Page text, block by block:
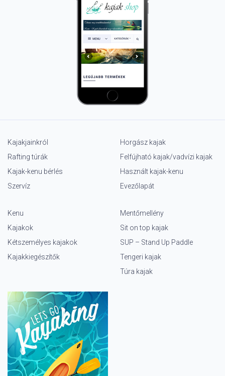
Kajakjainkról
Rafting túrák
Kajak-kenu bérlés
Szervíz
Horgász kajak
Felfújható kajak/vadvízi kajak
Használt kajak-kenu
Evezőlapát
Kenu
Kajakok
Kétszemélyes kajakok
Kajakkiegészítők
Mentőmellény
Sit on top kajak
SUP – Stand Up Paddle
Tengeri kajak
Túra kajak